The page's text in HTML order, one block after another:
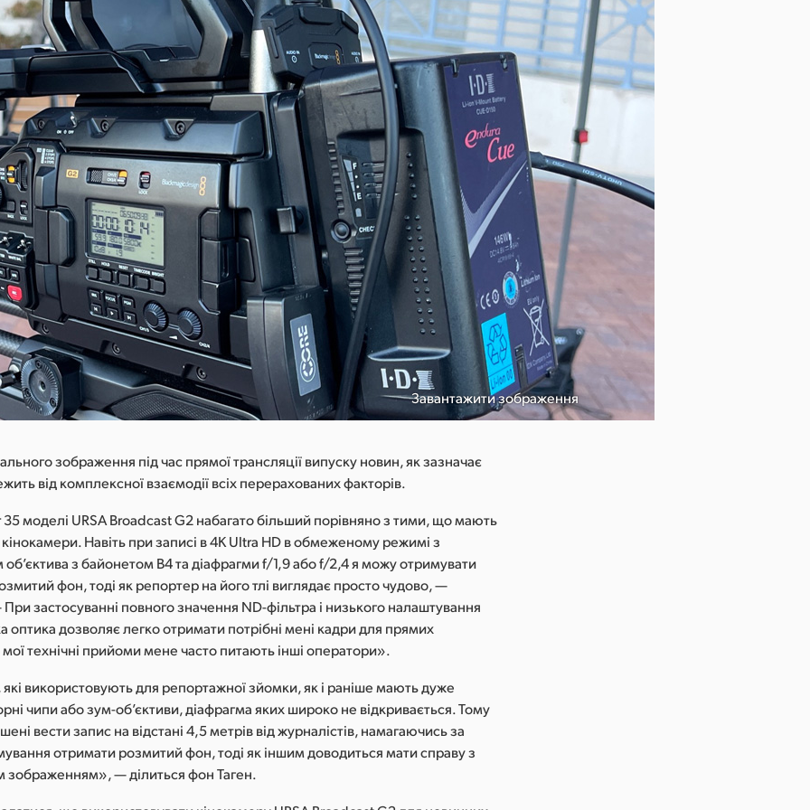
Завантажити зображення
зображення під час прямої трансляції випуску новин, як зазначає
від комплексної взаємодії всіх перерахованих факторів.
моделі URSA Broadcast G2 набагато більший порівняно з тими, що мають
кінокамери. Навіть при записі в 4K Ultra HD в обмеженому режимі з
з байонетом B4 та діафрагми f/1,9 або f/2,4 я можу отримувати
фон, тоді як репортер на його тлі виглядає просто чудово, —
При застосуванні повного значення ND-фільтра і низького налаштування
оптика дозволяє легко отримати потрібні мені кадри для прямих
технічні прийоми мене часто питають інші оператори».
використовують для репортажної зйомки, як і раніше мають дуже
чипи або зум-об’єктиви, діафрагма яких широко не відкривається. Тому
вести запис на відстані 4,5 метрів від журналістів, намагаючись за
отримати розмитий фон, тоді як іншим доводиться мати справу з
зображенням», — ділиться фон Таген.